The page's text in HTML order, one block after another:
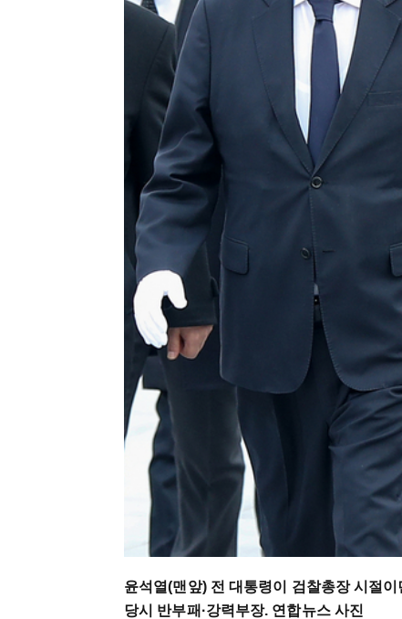
윤석열(맨앞) 전 대통령이 검찰총장 시절
당시 반부패·강력부장. 연합뉴스 사진